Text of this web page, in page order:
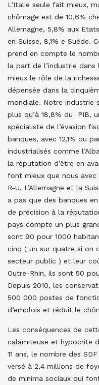
L’Italie seule fait mieux,
chômage est de 10,6%
Allemagne, 5,8% aux
en Suisse, 8,1% e Suède.
prend en compte le
la part de l’industrie dans
mieux le rôle de la
dépensée dans la
mondiale. Notre industrie
plus qu’à 18,8% du PIB,
spécialiste de l’évasion
banques, avec 12,1% ou
industrialisés comme
la réputation d’être en
font mieux que nous
R-U. L’Allemagne et la
a pas que des banques
de précision à la
pays compte un plus
sont 90 pour 1000
cinq ( un sur quatre si on
secteur public ) et leur
Outre-Rhin, ils sont 50
Depuis 2010, les
500 000 postes de
d’emplois et réduit le
Les conséquences de
calamiteuse et hypocrite
11 ans, le nombre des
versé à 2,4 millions de
de minima sociaux qui